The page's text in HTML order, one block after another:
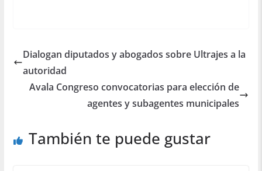
Dialogan diputados y abogados sobre Ultrajes a la
autoridad
Avala Congreso convocatorias para elección de
agentes y subagentes municipales
También te puede gustar